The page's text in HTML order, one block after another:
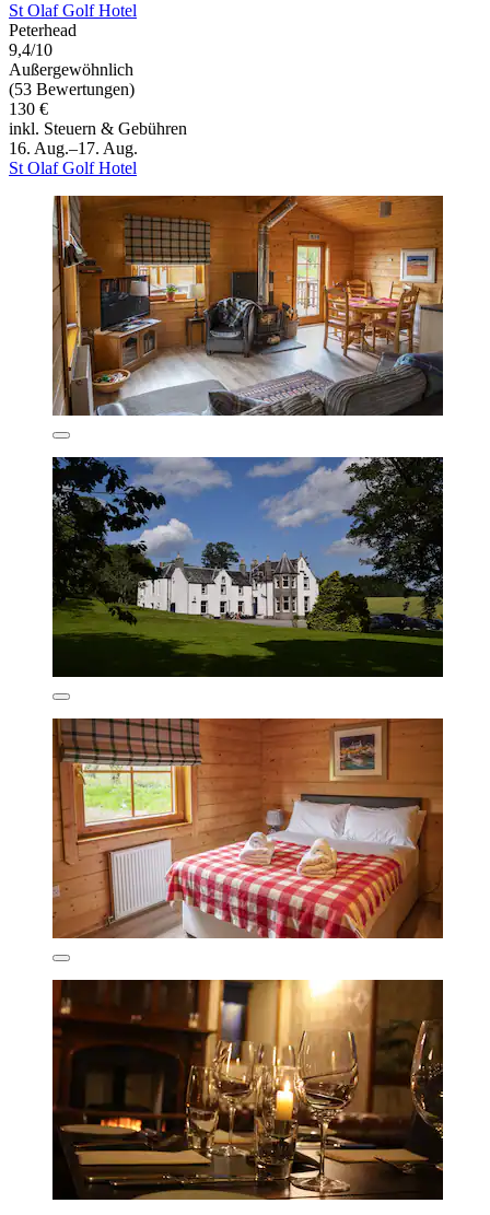
St Olaf Golf Hotel
Peterhead
9,4/10
Außergewöhnlich
(53 Bewertungen)
130 €
inkl. Steuern & Gebühren
16. Aug.–17. Aug.
St Olaf Golf Hotel